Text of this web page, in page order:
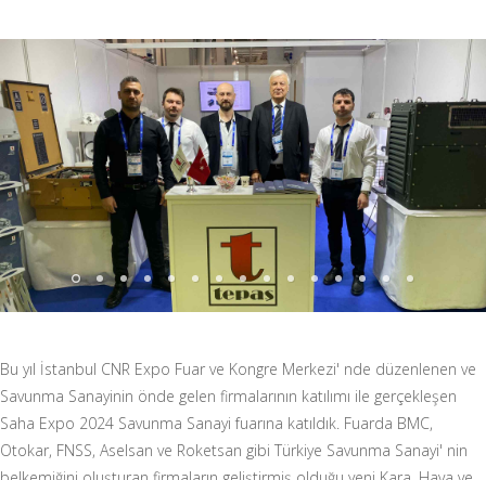
Bu yıl İstanbul CNR Expo Fuar ve Kongre Merkezi' nde düzenlenen ve
Savunma Sanayinin önde gelen firmalarının katılımı ile gerçekleşen
Saha Expo 2024 Savunma Sanayi fuarına katıldık. Fuarda BMC,
Otokar, FNSS, Aselsan ve Roketsan gibi Türkiye Savunma Sanayi' nin